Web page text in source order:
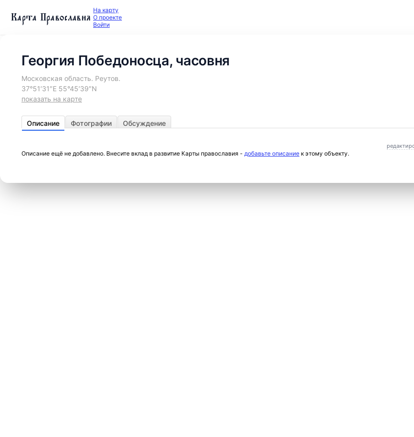
Карта Православия На карту
О проекте
Войти
Георгия Победоносца, часовня
Московская область. Реутов.
37°51′31″E 55°45′39″N
показать на карте
Описание Фотографии Обсуждение
Описание ещё не добавлено. Внесите вклад в развитие Карты православия - добавьте описание к этому объекту.